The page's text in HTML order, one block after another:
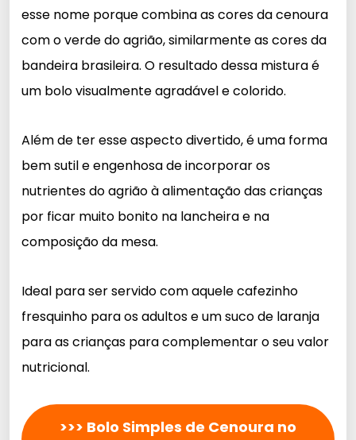
esse nome porque combina as cores da cenoura
com o verde do agrião, similarmente as cores da
bandeira brasileira. O resultado dessa mistura é
um bolo visualmente agradável e colorido.
Além de ter esse aspecto divertido, é uma forma
bem sutil e engenhosa de incorporar os
nutrientes do agrião à alimentação das crianças
por ficar muito bonito na lancheira e na
composição da mesa.
Ideal para ser servido com aquele cafezinho
fresquinho para os adultos e um suco de laranja
para as crianças para complementar o seu valor
nutricional.
>>> Bolo Simples de Cenoura no